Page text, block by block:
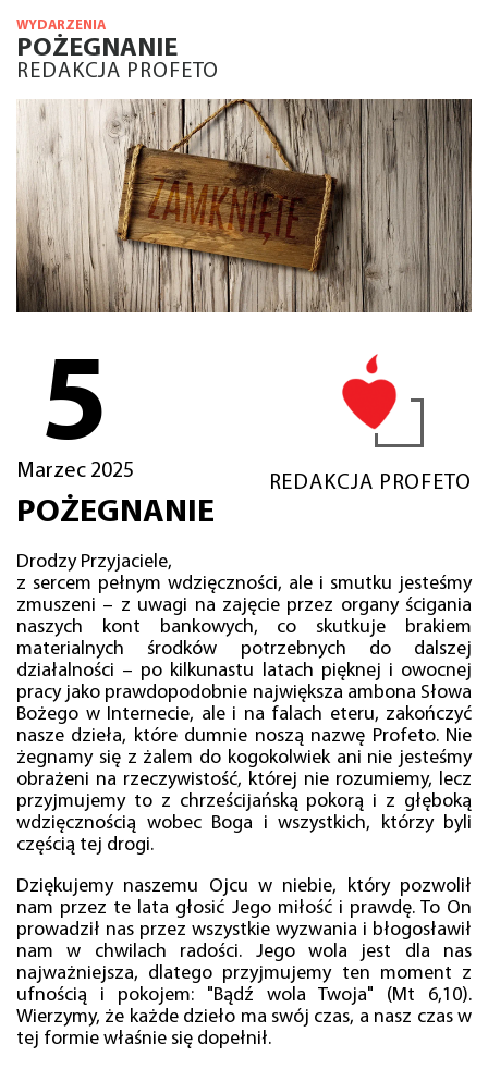
WYDARZENIA
POŻEGNANIE
REDAKCJA PROFETO
5
Marzec 2025
REDAKCJA PROFETO
POŻEGNANIE
Drodzy Przyjaciele,
z sercem pełnym wdzięczności, ale i smutku jesteśmy
zmuszeni – z uwagi na zajęcie przez organy ścigania
naszych kont bankowych, co skutkuje brakiem
materialnych środków potrzebnych do dalszej
działalności – po kilkunastu latach pięknej i owocnej
pracy jako prawdopodobnie największa ambona Słowa
Bożego w Internecie, ale i na falach eteru, zakończyć
nasze dzieła, które dumnie noszą nazwę Profeto. Nie
żegnamy się z żalem do kogokolwiek ani nie jesteśmy
obrażeni na rzeczywistość, której nie rozumiemy, lecz
przyjmujemy to z chrześcijańską pokorą i z głęboką
wdzięcznością wobec Boga i wszystkich, którzy byli
częścią tej drogi.
Dziękujemy naszemu Ojcu w niebie, który pozwolił
nam przez te lata głosić Jego miłość i prawdę. To On
prowadził nas przez wszystkie wyzwania i błogosławił
nam w chwilach radości. Jego wola jest dla nas
najważniejsza, dlatego przyjmujemy ten moment z
ufnością i pokojem: "Bądź wola Twoja" (Mt 6,10).
Wierzymy, że każde dzieło ma swój czas, a nasz czas w
tej formie właśnie się dopełnił.